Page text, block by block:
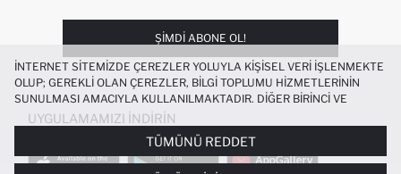
ŞIMDI ABONE OL!
UYGULAMAMIZI İNDIRIN
İNTERNET SITEMIZDE ÇEREZLER YOLUYLA KIŞISEL VERI IŞLENMEKTE
OLUP; GEREKLI OLAN ÇEREZLER, BILGI TOPLUMU HIZMETLERININ
SUNULMASI AMACIYLA KULLANILMAKTADIR. DIĞER BIRINCI VE
ÜÇÜNCÜ TARAF ÇEREZLER ISE SIZE DAHA IYI BIR ALIŞVERIŞ
DENEYIMI SUNULABILMESI, SITEMIZIN DAHA IŞLEVSEL KILINMASI VE
KIŞISELLEŞTIRMESI VE AÇIK RIZA VERMENIZ HALINDE, SIZLERE
YÖNELIK PAZARLAMA FAALIYETLERININ YAPILMASI AMAÇLARIYLA
TÜMÜNÜ REDDET